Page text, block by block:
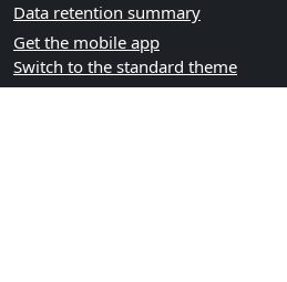
Data retention summary
Get the mobile app
Switch to the standard theme